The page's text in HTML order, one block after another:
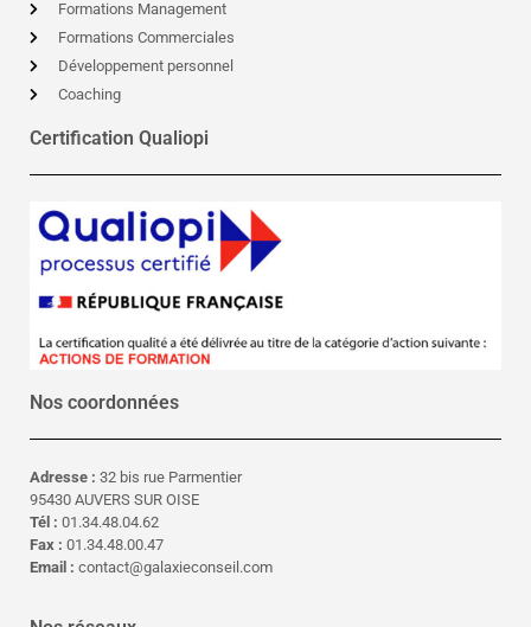
Formations Management
Formations Commerciales
Développement personnel
Coaching
Certification Qualiopi
Nos coordonnées
Adresse : 32 bis rue Parmentier
95430 AUVERS SUR OISE
Tél : 01.34.48.04.62
Fax : 01.34.48.00.47
Email : contact@galaxieconseil.com